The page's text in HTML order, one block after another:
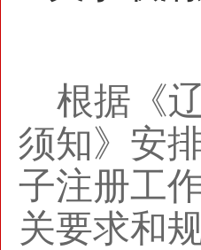
根据《
须知》安
子注册工
关要求和